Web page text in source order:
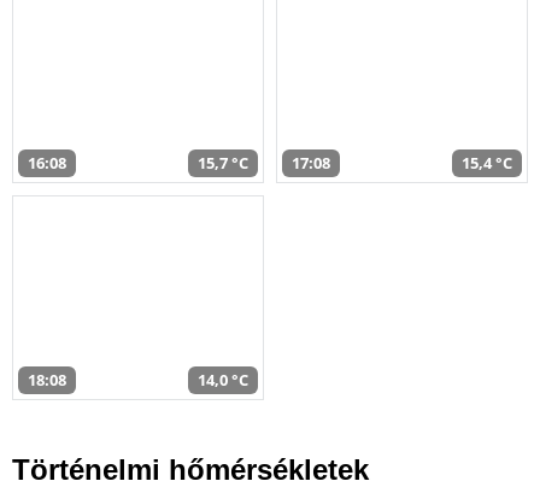
16:08 15,7 °C 17:08 15,4 °C
18:08 14,0 °C
Történelmi hőmérsékletek